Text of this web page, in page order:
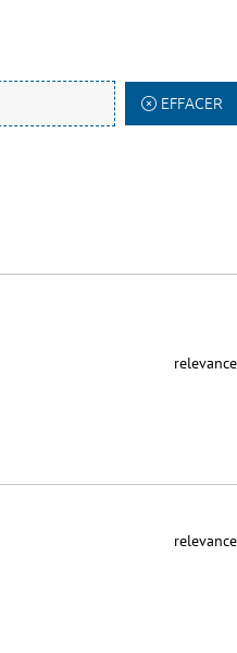
EFFACER